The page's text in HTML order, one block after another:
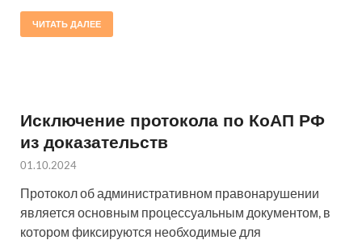
ЧИТАТЬ ДАЛЕЕ
Исключение протокола по КоАП РФ
из доказательств
01.10.2024
Протокол об административном правонарушении
является основным процессуальным документом, в
котором фиксируются необходимые для